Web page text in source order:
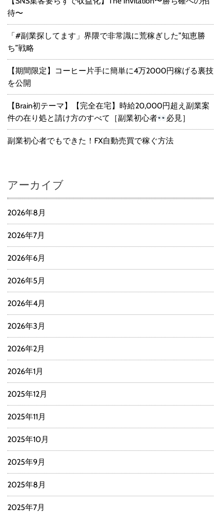
待〜
「#副業探してます」界隈で非常識に荒稼ぎした”知恵勝
ち”戦略
【期間限定】コーヒー片手に簡単に4万2000円稼げる裏技
を公開
【Brain初テーマ】【完全在宅】時給20,000円超え副業案
件の在り処と請け方のすべて［副業初心者
必見］
副業初心者でもできた！FX自動売買で稼ぐ方法
アーカイブ
2026年8月
2026年7月
2026年6月
2026年5月
2026年4月
2026年3月
2026年2月
2026年1月
2025年12月
2025年11月
2025年10月
2025年9月
2025年8月
2025年7月